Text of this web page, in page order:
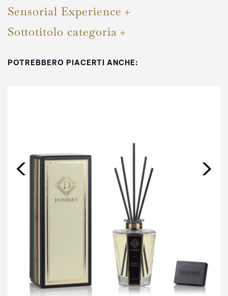
Sensorial Experience
Sottotitolo categoria
POTREBBERO PIACERTI ANCHE:
‹ ›